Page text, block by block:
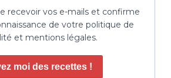
recevoir vos e-mails et confirme
de votre politique de
et mentions légales.
moi des recettes !